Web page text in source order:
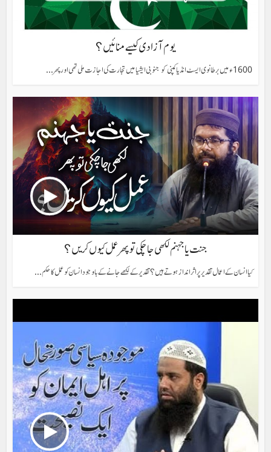
یوم آزادی کیسے منائیں؟
1600ء میں برطانوی ایسٹ انڈیا کمپنی کو جنوبی ایشیا میں تجارت کی اجازت ملی تھی اور پھر...
جنت یا جہنم لکھی جاچکی تو پھر عمل کیوں کریں؟
کیا انسان کے اعمال تقدیر پر اثر انداز ہوتے ہیں؟ تقدیر کے لکھے جانے کے باوجود انسان کو عمل کا حکم...